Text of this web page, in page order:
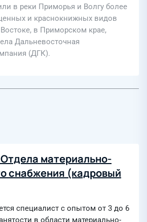
в реки Приморья и Волгу более
и краснокнижных видов
в Приморском крае,
Дальневосточная
(ДГК).
материально-
снабжения (кадровый
специалист с опытом от 3 до 6
в области материально-